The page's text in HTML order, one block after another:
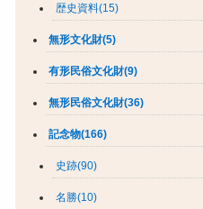
歴史資料(15)
無形文化財(5)
有形民俗文化財(9)
無形民俗文化財(36)
記念物(166)
史跡(90)
名勝(10)